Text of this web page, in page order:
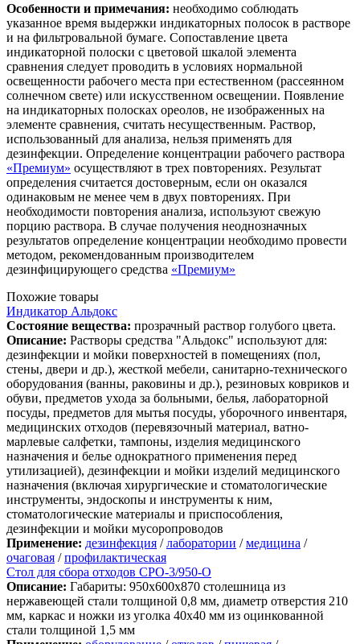
Особенности и примечания: необходимо соблюдать
указанное время выдержки индикаторных полосок в растворе
и на фильтровальной бумаге. Сопоставление цвета
индикаторной полоски с цветовой шкалой элемента
сравнения следует проводить в условиях нормальной
освещенности рабочего места при естественном (рассеянном
солнечном свете) или искусственном освещении. Появление
на индикаторных полосках ореолов, не изображенных на
элементе сравнения, считать несущественным. Раствор,
использованный для анализа, нельзя применять для
дезинфекции. Определение концентрации рабочего раствора
«Премиум» осуществляют в трех повторениях. Результат
определения считается достоверным, если он оказался
одинаковым не менее чем в двух повторениях. При
необходимости повторения анализа, используют свежую
порцию раствора. В случае получения неоднозначных
результатов определение концентрации необходимо провести
методом, рекомендованным производителем
дезинфицирующего средства «Премиум»
Похожие товары
Индикатор Альдокс
Состояние вещества: прозрачный раствор голубого цвета.
Описание: Растворы средства "Альдокс" используют для:
дезинфекции и мойки поверхностей в помещениях (пол,
стены, двери и др.), жесткой мебели, санитарно-технического
оборудования (ванны, раковины и др.), резиновых ковриков и
обуви, предметов ухода за больными, белья, лабораторной
посуды, предметов для мытья посуды, уборочного инвентаря,
медицинских отходов (перевязочный материал, ватно-
марлевые салфетки, тампоны, изделия медицинского
назначения и белье однократного применения перед
утилизацией), дезинфекции и мойки изделий медицинского
назначения (включая хирургические и стоматологические
инструменты, эндоскопы и инструменты к ним,
стоматологические материалы и приспособления,
дезинфекции и мойки мусоропроводов
Применение: дезинфекция /лаборатории /медицина /
очаговая /профилактическая
Стол для сбора отходов СРО-3/950-О
Описание: Габариты: 950х600х870 столешница из
нержавеющей стали толщиной 0,8 мм, диаметр отверстия 210
мм, каркас и ножки из уголка 40х40 мм из оцинкованной
стали толщиной 1,5 мм